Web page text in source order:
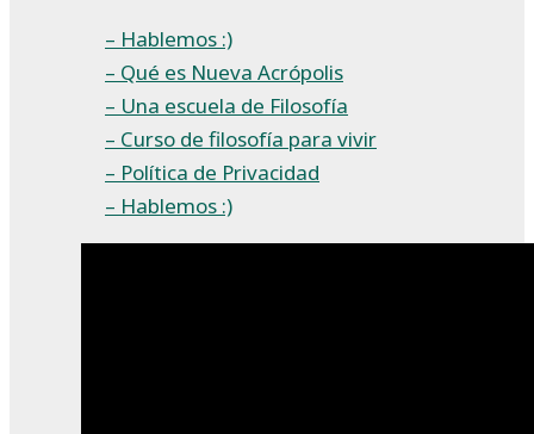
– Hablemos :)
– Qué es Nueva Acrópolis
– Una escuela de Filosofía
– Curso de filosofía para vivir
– Política de Privacidad
– Hablemos :)